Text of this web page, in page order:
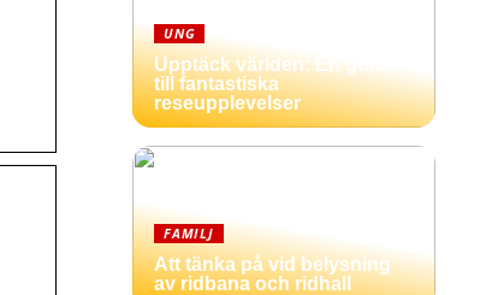
UNG
Upptäck världen: En guide
till fantastiska
reseupplevelser
FAMILJ
Att tänka på vid belysning
av ridbana och ridhall